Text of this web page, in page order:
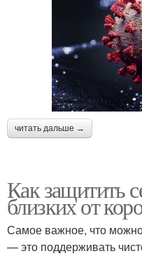
читать дальше →
Как защитить
близких от
Самое важное, что
— это поддерживать